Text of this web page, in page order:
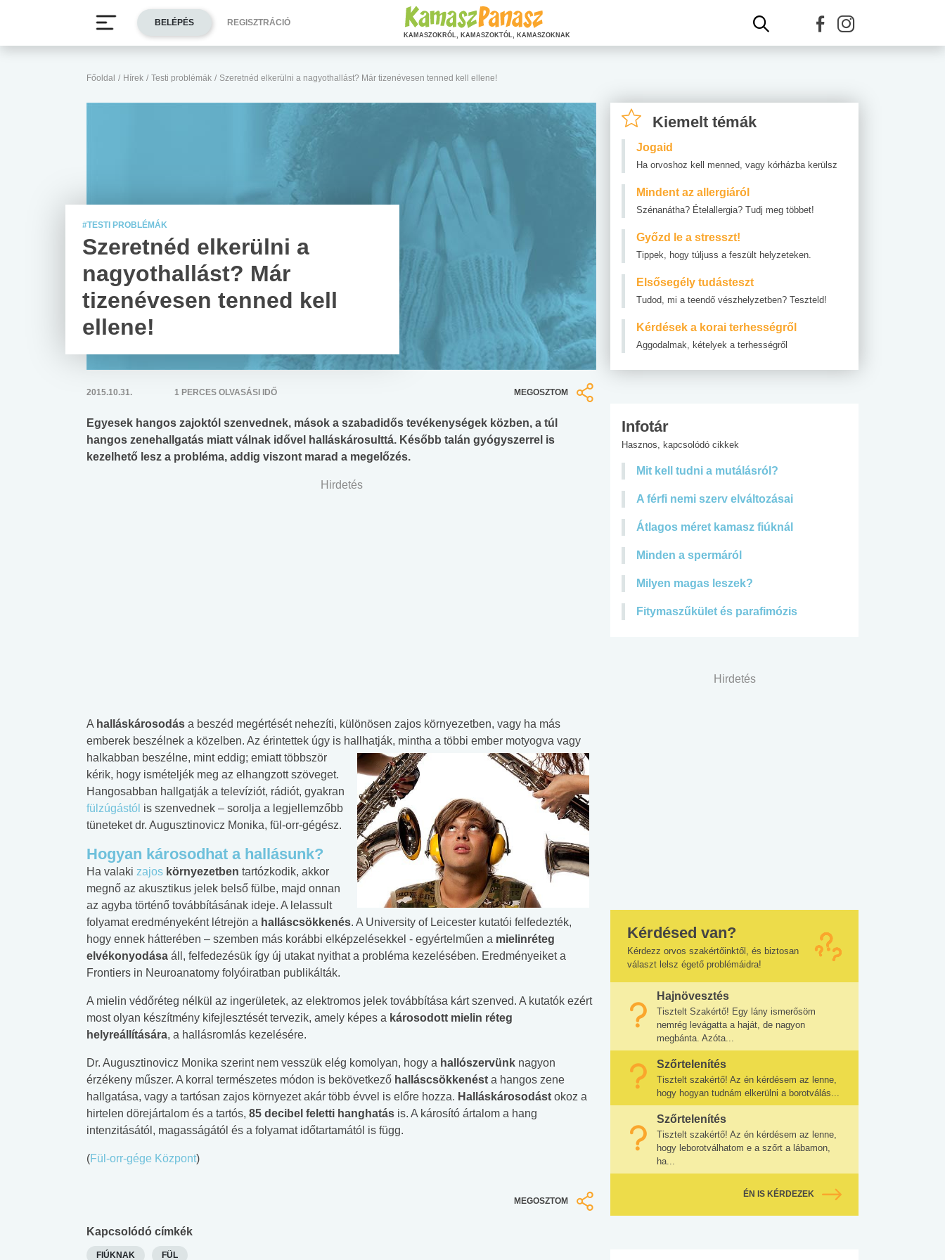
Főoldal / Hírek / Testi problémák / Szeretnéd elkerülni a nagyothallást? Már tizenévesen tenned kell ellene!
#TESTI PROBLÉMÁK
Szeretnéd elkerülni a
nagyothallást? Már
tizenévesen tenned kell
ellene!
2015.10.31. 1 PERCES OLVASÁSI IDŐ MEGOSZTOM
Egyesek hangos zajoktól szenvednek, mások a szabadidős tevékenységek közben, a túl
hangos zenehallgatás miatt válnak idővel halláskárosulttá. Később talán gyógyszerrel is
kezelhető lesz a probléma, addig viszont marad a megelőzés.
Hirdetés
A halláskárosodás a beszéd megértését nehezíti, különösen zajos környezetben, vagy ha más
emberek beszélnek a közelben. Az érintettek úgy is hallhatják, mintha a többi ember motyogva vagy
halkabban beszélne, mint eddig; emiatt többször
kérik, hogy ismételjék meg az elhangzott szöveget.
Hangosabban hallgatják a televíziót, rádiót, gyakran
fülzúgástól is szenvednek – sorolja a legjellemzőbb
tüneteket dr. Augusztinovicz Monika, fül-orr-gégész.
Hogyan károsodhat a hallásunk?
Ha valaki zajos környezetben tartózkodik, akkor
megnő az akusztikus jelek belső fülbe, majd onnan
az agyba történő továbbításának ideje. A lelassult
folyamat eredményeként létrejön a halláscsökkenés. A University of Leicester kutatói felfedezték,
hogy ennek hátterében – szemben más korábbi elképzelésekkel - egyértelműen a mielinréteg
elvékonyodása áll, felfedezésük így új utakat nyithat a probléma kezelésében. Eredményeiket a
Frontiers in Neuroanatomy folyóiratban publikálták.
A mielin védőréteg nélkül az ingerületek, az elektromos jelek továbbítása kárt szenved. A kutatók ezért
most olyan készítmény kifejlesztését tervezik, amely képes a károsodott mielin réteg
helyreállítására, a hallásromlás kezelésére.
Dr. Augusztinovicz Monika szerint nem vesszük elég komolyan, hogy a hallószervünk nagyon
érzékeny műszer. A korral természetes módon is bekövetkező halláscsökkenést a hangos zene
hallgatása, vagy a tartósan zajos környezet akár több évvel is előre hozza. Halláskárosodást okoz a
hirtelen dörejártalom és a tartós, 85 decibel feletti hanghatás is. A károsító ártalom a hang
intenzitásától, magasságától és a folyamat időtartamától is függ.
(Fül-orr-gége Központ)
MEGOSZTOM
Kapcsolódó címkék
FIÚKNAK FÜL
Kiemelt témák
Jogaid
Ha orvoshoz kell menned, vagy kórházba kerülsz
Mindent az allergiáról
Szénanátha? Ételallergia? Tudj meg többet!
Győzd le a stresszt!
Tippek, hogy túljuss a feszült helyzeteken.
Elsősegély tudásteszt
Tudod, mi a teendő vészhelyzetben? Teszteld!
Kérdések a korai terhességről
Aggodalmak, kételyek a terhességről
Infotár
Hasznos, kapcsolódó cikkek
Mit kell tudni a mutálásról?
A férfi nemi szerv elváltozásai
Átlagos méret kamasz fiúknál
Minden a spermáról
Milyen magas leszek?
Fitymaszűkület és parafimózis
Hirdetés
Kérdésed van?
Kérdezz orvos szakértőinktől, és biztosan
választ lelsz égető problémáidra!
Hajnövesztés
Tisztelt Szakértő! Egy lány ismerősöm
nemrég levágatta a haját, de nagyon
megbánta. Azóta...
Szőrtelenítés
Tisztelt szakértő! Az én kérdésem az lenne,
hogy hogyan tudnám elkerülni a borotválás...
Szőrtelenítés
Tisztelt szakértő! Az én kérdésem az lenne,
hogy leborotválhatom e a szőrt a lábamon,
ha...
ÉN IS KÉRDEZEK
BELÉPÉS REGISZTRÁCIÓ
KAMASZOKRÓL, KAMASZOKTÓL, KAMASZOKNAK